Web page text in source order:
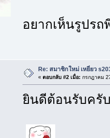
อยากเห็นรูปร
Re: สมาชิกใหม่ เหยี่ยว
« ตอบกลับ #2 เมื่อ: กรกฎาคม
ยินดีต้อนรับครั